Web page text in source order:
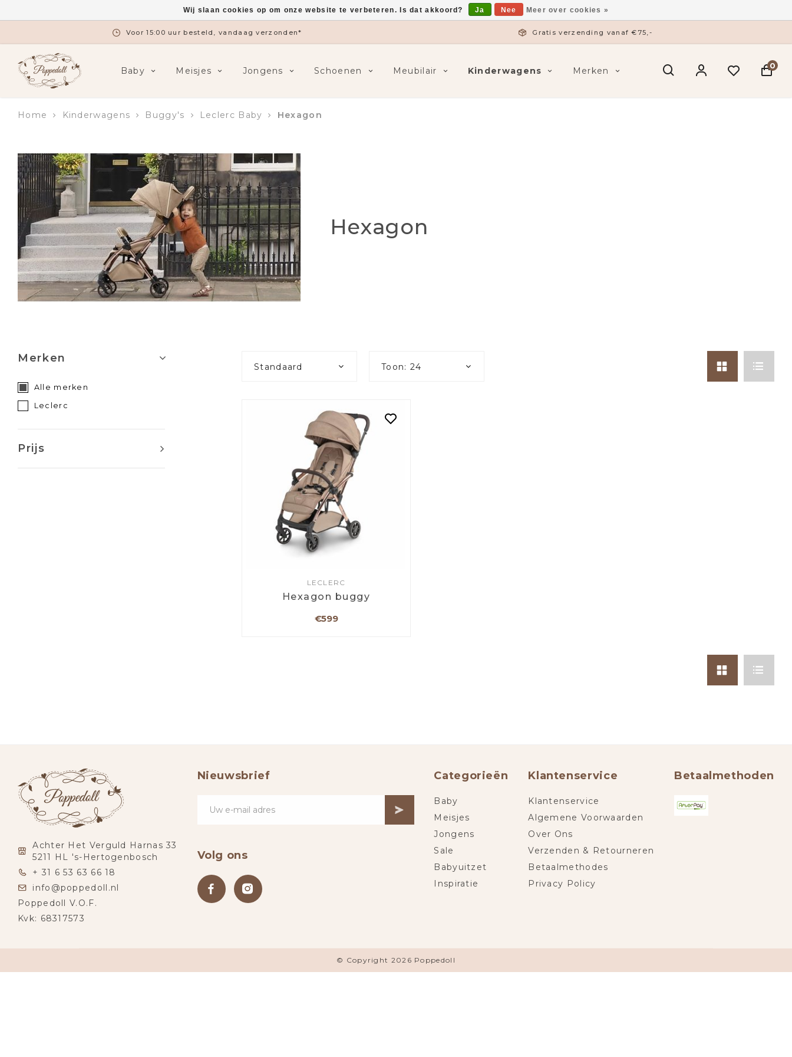
Voor 15:00 uur besteld, vandaag verzonden* Gratis verzending vanaf €75,-
Baby Meisjes Jongens Schoenen Meubilair Kinderwagens Merken 0
Home Kinderwagens Buggy's Leclerc Baby Hexagon
Hexagon
Merken
Alle merken
Leclerc
Prijs
Standaard Toon: 24
LECLERC
Hexagon buggy
€599
Achter Het Verguld Harnas 33
5211 HL 's-Hertogenbosch
+ 31 6 53 63 66 18
info@poppedoll.nl
Poppedoll V.O.F.
Kvk: 68317573
Nieuwsbrief
Volg ons
Categorieën
Baby
Meisjes
Jongens
Sale
Babyuitzet
Inspiratie
Klantenservice
Klantenservice
Algemene Voorwaarden
Over Ons
Verzenden & Retourneren
Betaalmethodes
Privacy Policy
Betaalmethoden
© Copyright 2026 Poppedoll
Wij slaan cookies op om onze website te verbeteren. Is dat akkoord? Ja Nee Meer over cookies »